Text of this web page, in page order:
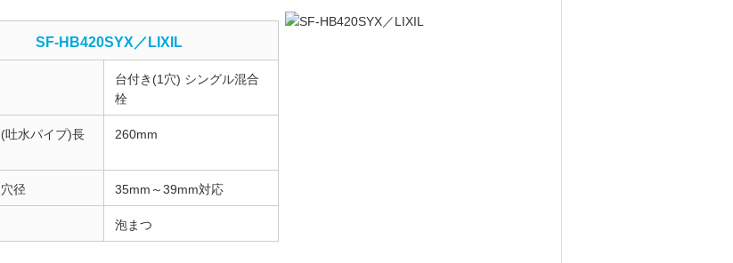
SF-HB420SYX／LIXIL
台付き(1穴) シングル混合
栓
吐水パイプ)長
260mm
径 35mm～39mm対応
泡まつ